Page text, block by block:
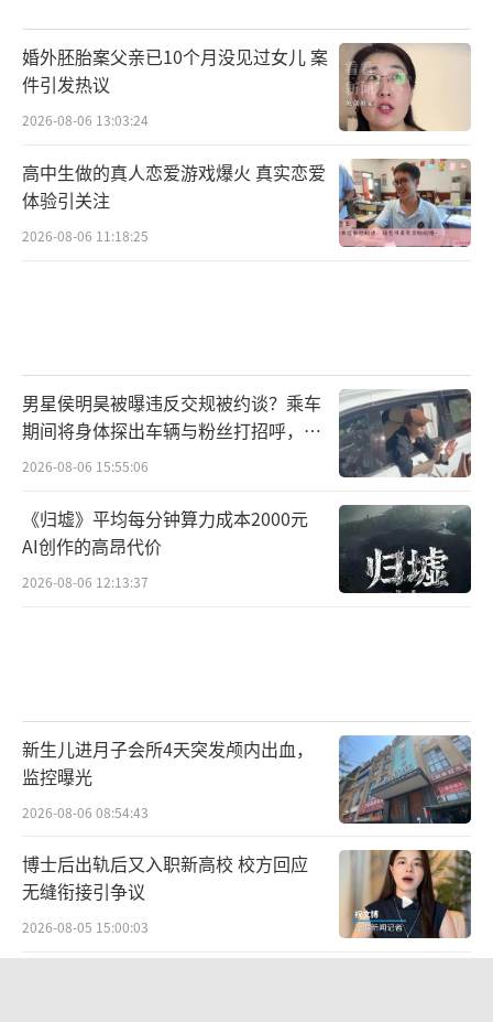
婚外胚胎案父亲已10个月没见过女儿 案
件引发热议
2026-08-06 13:03:24
高中生做的真人恋爱游戏爆火 真实恋爱
体验引关注
2026-08-06 11:18:25
男星侯明昊被曝违反交规被约谈？乘车
期间将身体探出车辆与粉丝打招呼，当
地交警回应
2026-08-06 15:55:06
《归墟》平均每分钟算力成本2000元
AI创作的高昂代价
2026-08-06 12:13:37
新生儿进月子会所4天突发颅内出血，
监控曝光
2026-08-06 08:54:43
博士后出轨后又入职新高校 校方回应
无缝衔接引争议
2026-08-05 15:00:03